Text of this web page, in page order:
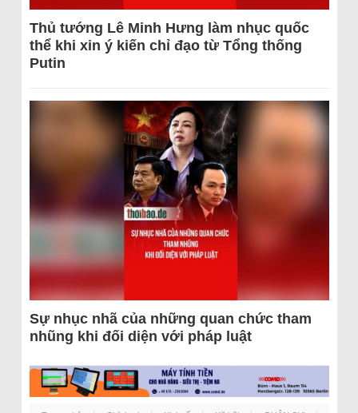
Thủ tướng Lê Minh Hưng làm nhục quốc
thể khi xin ý kiến chỉ đạo từ Tổng thống
Putin
Sự nhục nhã của những quan chức tham
nhũng khi đối diện với pháp luật